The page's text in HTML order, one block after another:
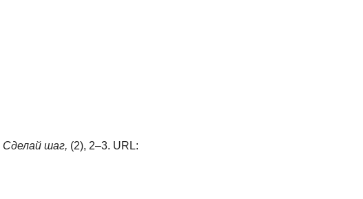
Сделай шаг, (2), 2–3. URL: